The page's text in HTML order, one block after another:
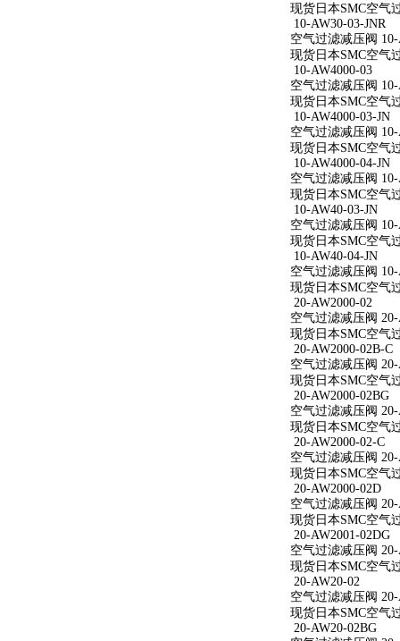
现货日本SMC空气
10-AW30-03-JNR
空气过滤减压阀 10-
现货日本SMC空气
10-AW4000-03
空气过滤减压阀 10-
现货日本SMC空气
10-AW4000-03-JN
空气过滤减压阀 10-
现货日本SMC空气
10-AW4000-04-JN
空气过滤减压阀 10-
现货日本SMC空气
10-AW40-03-JN
空气过滤减压阀 10-
现货日本SMC空气
10-AW40-04-JN
空气过滤减压阀 10-
现货日本SMC空气
20-AW2000-02
空气过滤减压阀 20-
现货日本SMC空气
20-AW2000-02B-C
空气过滤减压阀 20-
现货日本SMC空气
20-AW2000-02BG
空气过滤减压阀 20-
现货日本SMC空气
20-AW2000-02-C
空气过滤减压阀 20-
现货日本SMC空气
20-AW2000-02D
空气过滤减压阀 20-
现货日本SMC空气
20-AW2001-02DG
空气过滤减压阀 20-
现货日本SMC空气
20-AW20-02
空气过滤减压阀 20-
现货日本SMC空气
20-AW20-02BG